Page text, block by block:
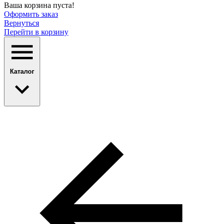
Ваша корзина пуста!
Оформить заказ
Вернуться
Перейти в корзину
Каталог